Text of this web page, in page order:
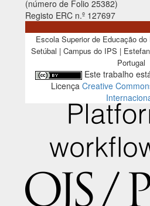
(número de Folio 25382)
Registo ERC n.º 127697
Escola Superior de Educação
Setúbal | Campus do IPS |
Portugal
Este trabalho
Licença Creative